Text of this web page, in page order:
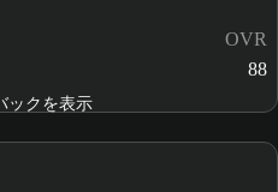
OVR
88
ックを表示